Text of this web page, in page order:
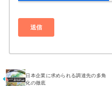
日本企業に求められる調達先の多角
化の徹底